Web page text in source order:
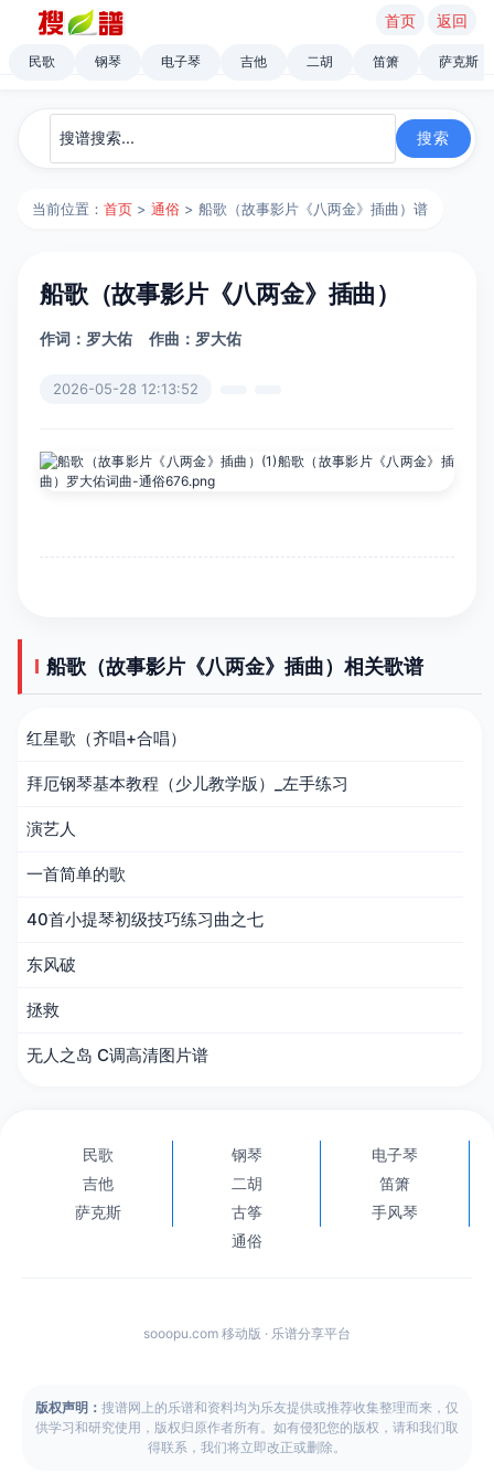
首页 返回
民歌 钢琴 电子琴 吉他 二胡 笛箫 萨克斯
当前位置：首页 >通俗 > 船歌（故事影片《八两金》插曲）谱
船歌（故事影片《八两金》插曲）
作词：罗大佑 作曲：罗大佑
2026-05-28 12:13:52
船歌（故事影片《八两金》插曲）相关歌谱
红星歌（齐唱+合唱）
拜厄钢琴基本教程（少儿教学版）_左手练习
演艺人
一首简单的歌
40首小提琴初级技巧练习曲之七
东风破
拯救
无人之岛 C调高清图片谱
民歌 钢琴
电子琴
吉他
二胡
笛箫
萨克斯
古筝
手风琴
通俗
sooopu.com 移动版 · 乐谱分享平台
版权声明： 搜谱网上的乐谱和资料均为乐友提供或推荐收集整理而来，仅
供学习和研究使用，版权归原作者所有。如有侵犯您的版权，请和我们取
得联系，我们将立即改正或删除。